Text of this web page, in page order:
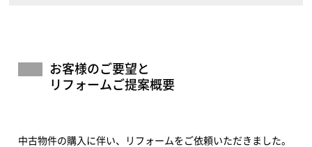
お客様のご要望と
リフォームご提案概要
中古物件の購入に伴い、リフォームをご依頼いただきました。